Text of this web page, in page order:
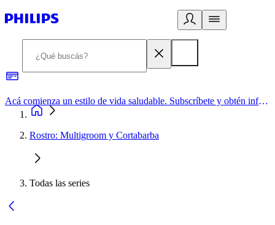
Acá comienza un estilo de vida saludable. Subscríbete y obtén información de primera mano
Rostro: Multigroom y Cortabarba
Todas las series